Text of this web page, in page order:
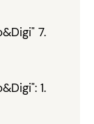
7.
1.